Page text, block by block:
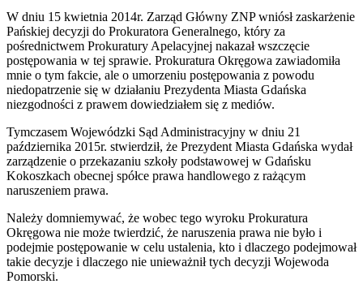
W dniu 15 kwietnia 2014r. Zarząd Główny ZNP wniósł zaskarżenie
Pańskiej decyzji do Prokuratora Generalnego, który za
pośrednictwem Prokuratury Apelacyjnej nakazał wszczęcie
postępowania w tej sprawie. Prokuratura Okręgowa zawiadomiła
mnie o tym fakcie, ale o umorzeniu postępowania z powodu
niedopatrzenie się w działaniu Prezydenta Miasta Gdańska
niezgodności z prawem dowiedziałem się z mediów.
Tymczasem Wojewódzki Sąd Administracyjny w dniu 21
października 2015r. stwierdził, że Prezydent Miasta Gdańska wydał
zarządzenie o przekazaniu szkoły podstawowej w Gdańsku
Kokoszkach obecnej spółce prawa handlowego z rażącym
naruszeniem prawa.
Należy domniemywać, że wobec tego wyroku Prokuratura
Okręgowa nie może twierdzić, że naruszenia prawa nie było i
podejmie postępowanie w celu ustalenia, kto i dlaczego podejmował
takie decyzje i dlaczego nie unieważnił tych decyzji Wojewoda
Pomorski.